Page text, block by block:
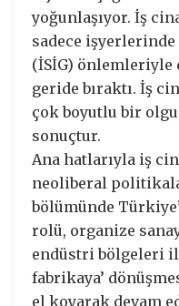
yoğunlaşıyor. İş
sadece işyerlerinde
(İSİG) önlemleriyle
geride bıraktı. İş
çok boyutlu bir
sonuçtur.
Ana hatlarıyla iş
neoliberal
bölümünde
rolü, organize
endüstri bölgeleri
fabrikaya’
el koyarak devam